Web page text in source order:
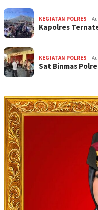
KEGIATAN POLRES
Kapolres
KEGIATAN POLRES
Sat Binmas